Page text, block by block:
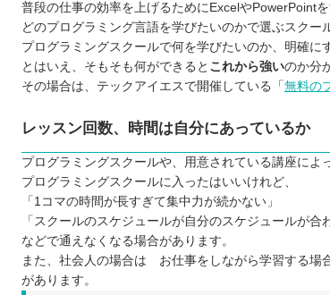
普段の仕事の効率を上げるためにExcelやPowerPoint
どのプログラミング言語を学びたいのかで選ぶスクー
プログラミングスクールで何を学びたいのか、明確に
とはいえ、そもそも何ができると これから強いのか分
その場合は、テックアイエスで開催している「 無料の
レッスン回数、時間は自分にあっているか
プログラミングスクールや、用意されている講座によ
プログラミングスクールに入ったはいいけれど、
「1コマの時間が長すぎて集中力が続かない」
「スクールのスケジュールが自分のスケジュールが合
などで通えなくなる場合があります。
また、社会人の場合は お仕事をしながら学習する場
があります。